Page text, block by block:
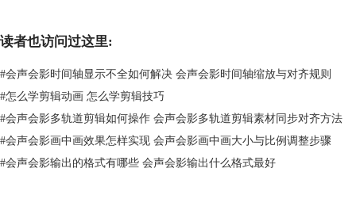
读者也访问过这里:
#会声会影时间轴显示不全如何解决 会声会影时间轴缩放与对齐规则
#怎么学剪辑动画 怎么学剪辑技巧
#会声会影多轨道剪辑如何操作 会声会影多轨道剪辑素材同步对齐方法
#会声会影画中画效果怎样实现 会声会影画中画大小与比例调整步骤
#会声会影输出的格式有哪些 会声会影输出什么格式最好